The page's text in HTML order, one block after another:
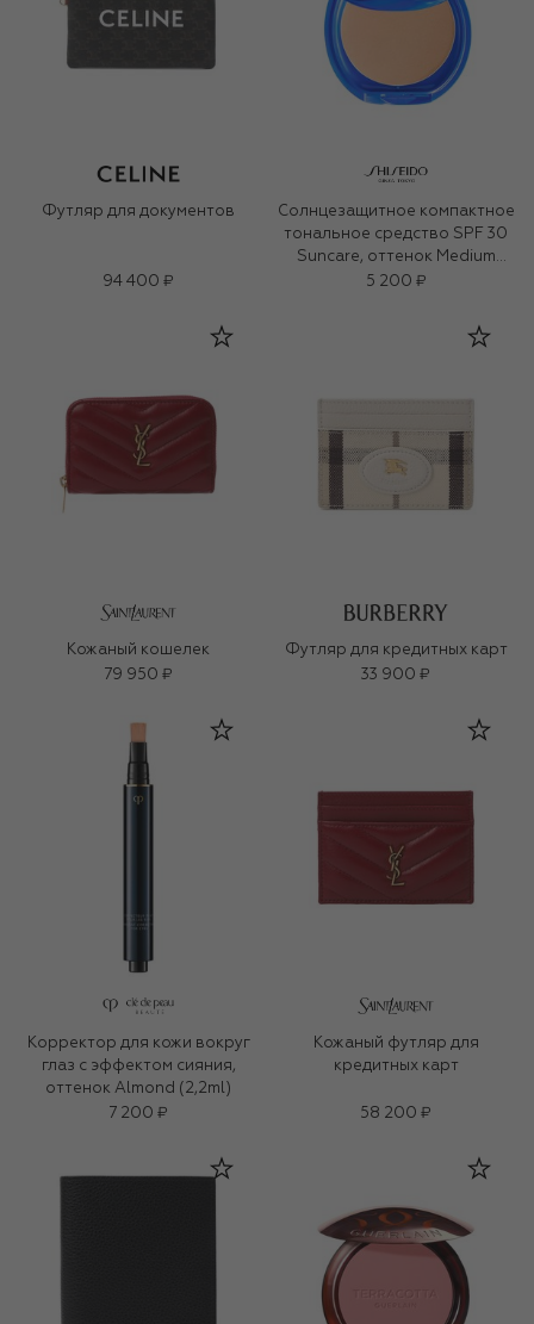
Футляр для документов
94 400 ₽
Солнцезащитное компактное
тональное средство SPF 30
Suncare, оттенок Medium
Ivory (12g)
5 200 ₽
Кожаный кошелек
79 950 ₽
Футляр для кредитных карт
33 900 ₽
Корректор для кожи вокруг
глаз с эффектом сияния,
оттенок Almond (2,2ml)
7 200 ₽
Кожаный футляр для
кредитных карт
58 200 ₽